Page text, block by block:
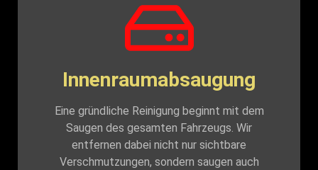
Innenraumabsaugung
Eine gründliche Reinigung beginnt mit dem
Saugen des gesamten Fahrzeugs. Wir
entfernen dabei nicht nur sichtbare
Verschmutzungen, sondern saugen auch